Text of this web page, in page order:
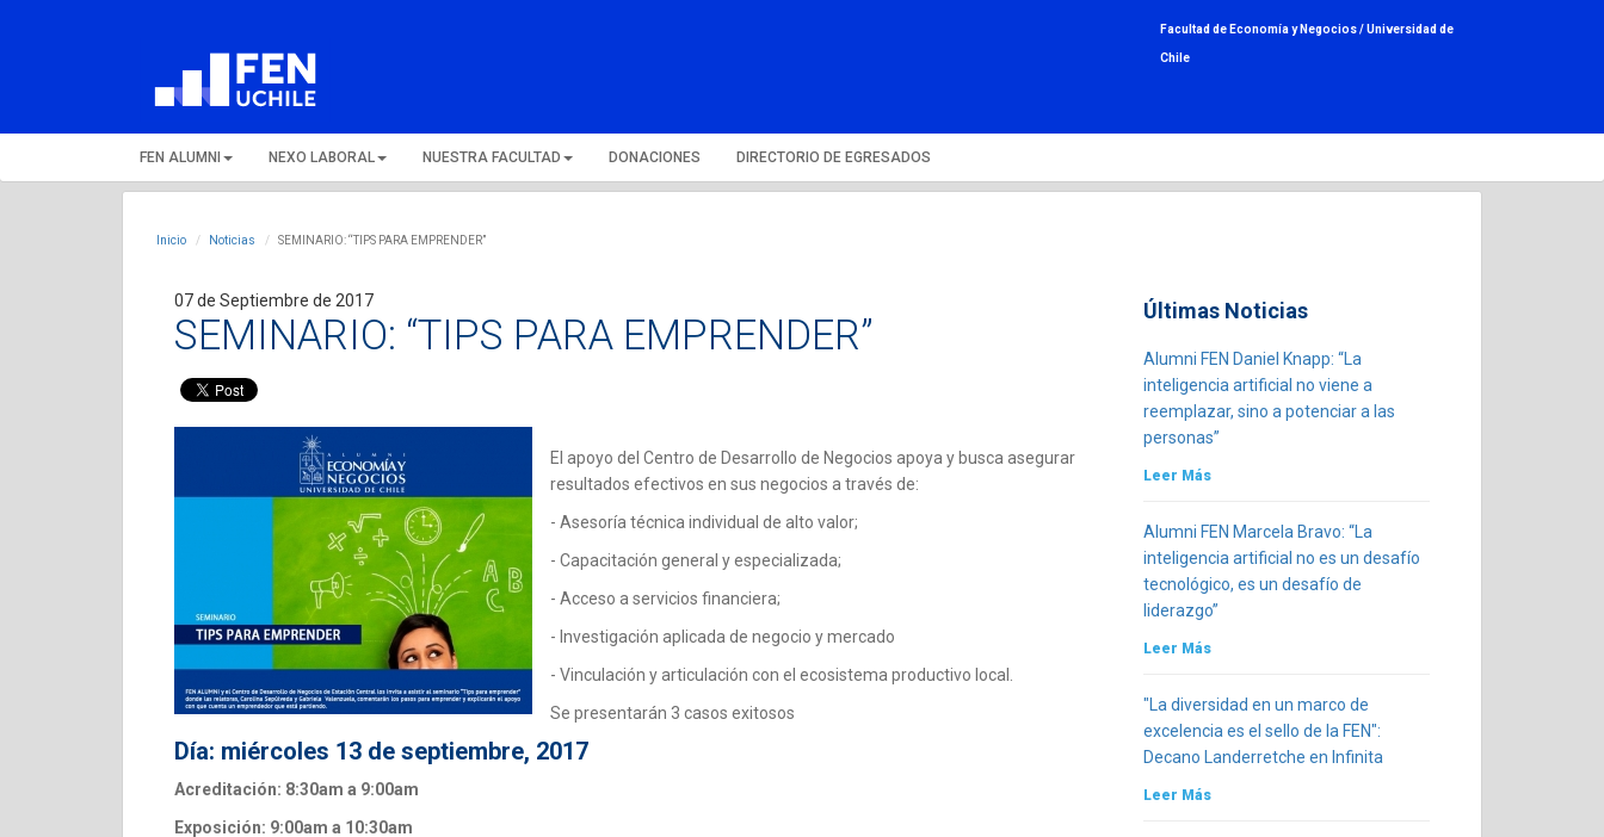
Facultad de Economía y Negocios /Universidad de
Chile
FEN ALUMNI NEXO LABORAL NUESTRA FACULTAD DONACIONES DIRECTORIO DE EGRESADOS
Inicio Noticias SEMINARIO: “TIPS PARA EMPRENDER”
07 de Septiembre de 2017
SEMINARIO: “TIPS PARA EMPRENDER”
El apoyo del Centro de Desarrollo de Negocios apoya y busca asegurar
resultados efectivos en sus negocios a través de:
- Asesoría técnica individual de alto valor;
- Capacitación general y especializada;
- Acceso a servicios financiera;
- Investigación aplicada de negocio y mercado
- Vinculación y articulación con el ecosistema productivo local.
Se presentarán 3 casos exitosos
Día: miércoles 13 de septiembre, 2017
Acreditación: 8:30am a 9:00am
Exposición: 9:00am a 10:30am
Últimas Noticias
Alumni FEN Daniel Knapp: “La
inteligencia artificial no viene a
reemplazar, sino a potenciar a las
personas”
Leer Más
Alumni FEN Marcela Bravo: “La
inteligencia artificial no es un desafío
tecnológico, es un desafío de
liderazgo”
Leer Más
"La diversidad en un marco de
excelencia es el sello de la FEN":
Decano Landerretche en Infinita
Leer Más